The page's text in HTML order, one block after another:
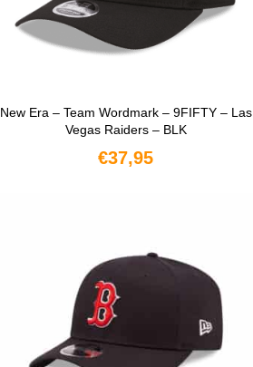
New Era – Team Wordmark – 9FIFTY – Las
Vegas Raiders – BLK
€37,95